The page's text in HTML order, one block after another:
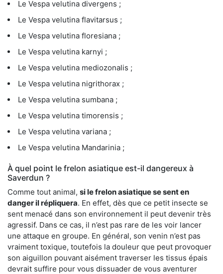
Le Vespa velutina divergens ;
Le Vespa velutina flavitarsus ;
Le Vespa velutina floresiana ;
Le Vespa velutina karnyi ;
Le Vespa velutina mediozonalis ;
Le Vespa velutina nigrithorax ;
Le Vespa velutina sumbana ;
Le Vespa velutina timorensis ;
Le Vespa velutina variana ;
Le Vespa velutina Mandarinia ;
À quel point le frelon asiatique est-il dangereux à
Saverdun ?
Comme tout animal, si le frelon asiatique se sent en
danger il répliquera. En effet, dès que ce petit insecte se
sent menacé dans son environnement il peut devenir très
agressif. Dans ce cas, il n’est pas rare de les voir lancer
une attaque en groupe. En général, son venin n’est pas
vraiment toxique, toutefois la douleur que peut provoquer
son aiguillon pouvant aisément traverser les tissus épais
devrait suffire pour vous dissuader de vous aventurer